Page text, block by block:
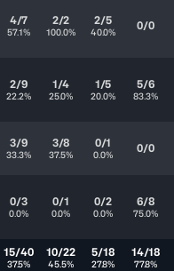
4/7
57.1%
2/2
100.0%
2/5
40.0% 0/0
2/9
22.2%
1/4
25.0%
1/5
20.0%
5/6
83.3%
3/9
33.3%
3/8
37.5%
0/1
0.0% 0/0
0/3
0.0%
0/1
0.0%
0/2
0.0%
6/8
75.0%
15/40
37.5%
10/22
45.5%
5/18
27.8%
14/18
77.8%